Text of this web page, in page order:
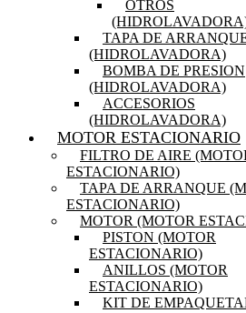
OTROS
TAPA DE
(HIDROLAVADORA)
BOMBA DE PRESION
(HIDROLAVADORA)
ACCESORIOS
(HIDROLAVADORA)
MOTOR ESTACIONARIO
FILTRO DE AIRE
ESTACIONARIO)
TAPA DE ARRANQUE
ESTACIONARIO)
MOTOR (MOTOR
PISTON (MOTOR
ESTACIONARIO)
ANILLOS (MOTOR
ESTACIONARIO)
KIT DE